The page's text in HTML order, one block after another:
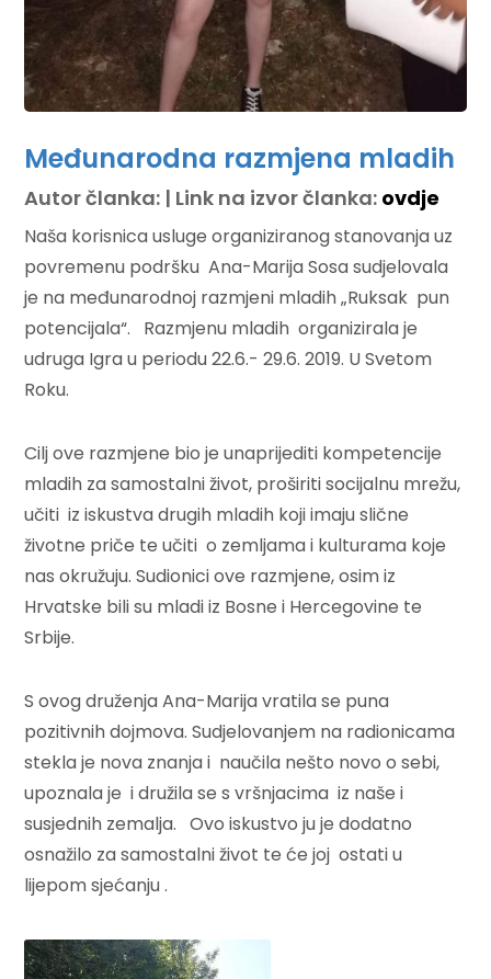
Međunarodna razmjena mladih
Autor članka: | Link na izvor članka: ovdje
Naša korisnica usluge organiziranog stanovanja uz
povremenu podršku Ana-Marija Sosa sudjelovala
je na međunarodnoj razmjeni mladih „Ruksak pun
potencijala“. Razmjenu mladih organizirala je
udruga Igra u periodu 22.6.- 29.6. 2019. U Svetom
Roku.
Cilj ove razmjene bio je unaprijediti kompetencije
mladih za samostalni život, proširiti socijalnu mrežu,
učiti iz iskustva drugih mladih koji imaju slične
životne priče te učiti o zemljama i kulturama koje
nas okružuju. Sudionici ove razmjene, osim iz
Hrvatske bili su mladi iz Bosne i Hercegovine te
Srbije.
S ovog druženja Ana-Marija vratila se puna
pozitivnih dojmova. Sudjelovanjem na radionicama
stekla je nova znanja i naučila nešto novo o sebi,
upoznala je i družila se s vršnjacima iz naše i
susjednih zemalja. Ovo iskustvo ju je dodatno
osnažilo za samostalni život te će joj ostati u
lijepom sjećanju .